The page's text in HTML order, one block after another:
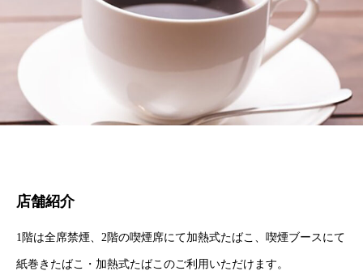
店舗紹介
1階は全席禁煙、2階の喫煙席にて加熱式たばこ、喫煙ブースにて
紙巻きたばこ・加熱式たばこのご利用いただけます。